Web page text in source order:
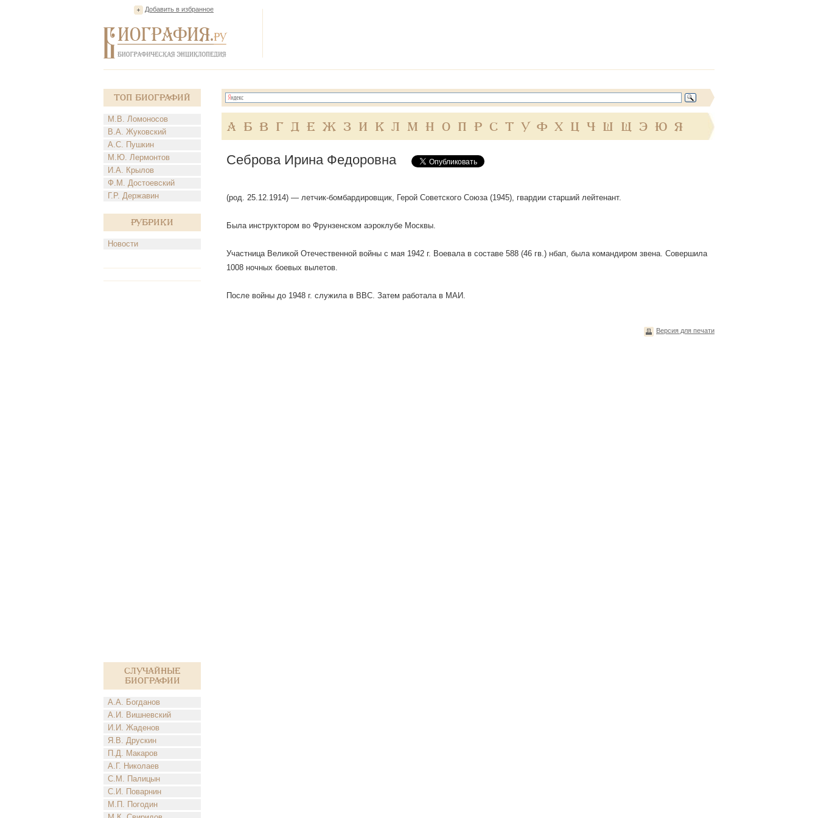
Добавить в избранное
Топ Биографий
М.В. Ломоносов
В.А. Жуковский
А.С. Пушкин
М.Ю. Лермонтов
И.А. Крылов
Ф.М. Достоевский
Г.Р. Державин
Рубрики
Новости
Случайные
биографии
А.А. Богданов
А.И. Вишневский
И.И. Жаденов
Я.В. Друскин
П.Д. Макаров
А.Г. Николаев
С.М. Палицын
С.И. Поварнин
М.П. Погодин
А Б В Г Д Е Ж З И К Л М Н О П Р С Т У Ф Х Ц Ч Ш Щ Э Ю Я
Себрова Ирина Федоровна
(род. 25.12.1914) — летчик-бомбардировщик, Герой Советского Союза (1945), гвардии старший лейтенант.
Была инструктором во Фрунзенском аэроклубе Москвы.
Участница Великой Отечественной войны с мая 1942 г. Воевала в составе 588 (46 гв.) нбап, была командиром звена. Совершила
1008 ночных боевых вылетов.
После войны до 1948 г. служила в ВВС. Затем работала в МАИ.
Версия для печати